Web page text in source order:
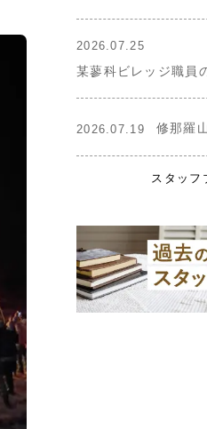
2026.07.25
某蓼科ビレッジ職員
2026.07.19 修那羅
スタッフ